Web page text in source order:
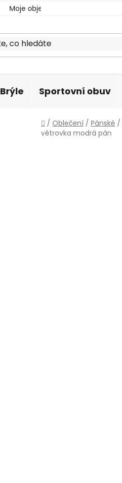
Moje objednávka
Brýle Sportovní obuv
Domů
/ Oblečení / Pánské /
větrovka modrá pán